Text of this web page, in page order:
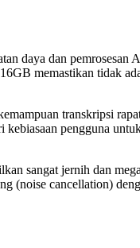
daya dan
memastikan tidak
transkripsi
kebiasaan pengguna
sangat jernih dan
(noise cancellation)